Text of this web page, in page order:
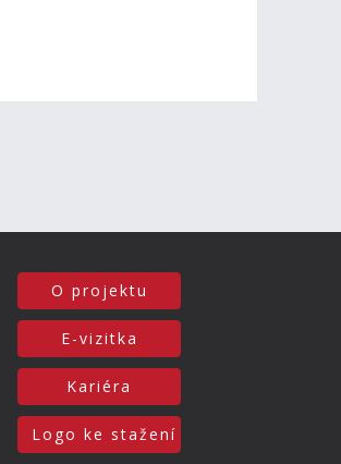
O projektu
E-vizitka
Kariéra
Logo ke stažení